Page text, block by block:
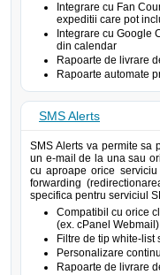
Integrare cu Fan
expeditii care pot
Integrare cu Google
din calendar
Rapoarte de livrare
Rapoarte automate
SMS Alerts
SMS Alerts va permite sa
un e-mail de la una sau
cu aproape orice
forwarding
specifica pentru serviciul
Compatibil cu orice
(ex. cPanel Webmail)
Filtre de tip white-list
Personalizare
Rapoarte de livrare